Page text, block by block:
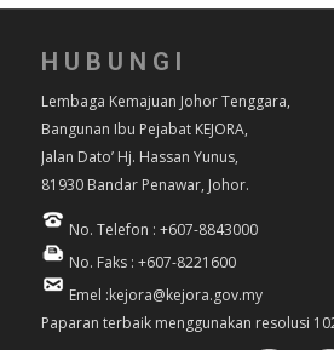
HUBUNGI
Lembaga Kemajuan Johor Tenggara,
Bangunan Ibu Pejabat KEJORA,
Jalan Dato’ Hj. Hassan Yunus,
81930 Bandar Penawar, Johor.
No. Telefon : +607-8843000
No. Faks : +607-8221600
Emel :kejora@kejora.gov.my
Paparan terbaik menggunakan resolusi